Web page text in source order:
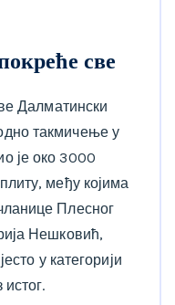
све
Далматински
такмичење у
је око 3000
међу којима
Плесног
Нешковић,
у категорији